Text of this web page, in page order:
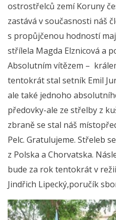
ostrostřelců zemí Koruny
zastává v současnosti náš
s propůjčenou hodností
střílela Magda Elznicová a
Absolutním vítězem –
tentokrát stal setník Emil
ale také jednoho
předovky-ale ze střelby z
zbraně se stal náš
Pelc. Gratulujeme. Střeleb
z Polska a Chorvatska.
bude za rok tentokrát v
Jindřich Lipecký,poručík